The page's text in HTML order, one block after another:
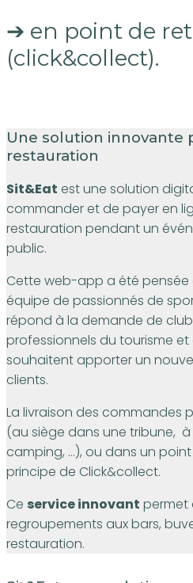
➔ en point de
(click&collect).
Une solution innovante
restauration
Sit&Eat est une solution
commander et de payer en
restauration pendant un
public.
Cette web-app a été
équipe de passionnés de
répond à la demande de
professionnels du tourisme et
souhaitent apporter un
clients.
La livraison des commandes
(au siège dans une tribune,
camping, …), ou dans un
principe de Click&collect.
Ce service innovant permet
regroupements aux bars,
restauration.